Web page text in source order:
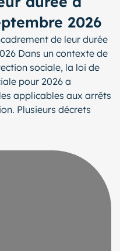
2026
de leur durée
Dans un contexte de
sociale, la loi de
pour 2026 a
applicables aux arrêts
Plusieurs décrets